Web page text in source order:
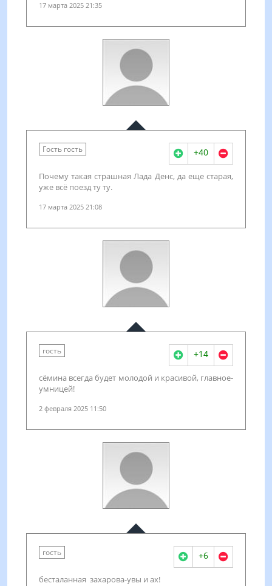
17 марта 2025 21:35
Гость гость +40
Почему такая страшная Лада Денс, да еще старая,
уже всё поезд ту ту.
17 марта 2025 21:08
гость +14
сёмина всегда будет молодой и красивой, главное-
умницей!
2 февраля 2025 11:50
гость +6
бесталанная захарова-увы и ах!